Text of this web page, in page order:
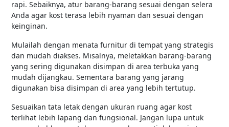
rapi. Sebaiknya, atur barang-barang sesuai dengan selera
Anda agar kost terasa lebih nyaman dan sesuai dengan
keinginan.
Mulailah dengan menata furnitur di tempat yang strategis
dan mudah diakses. Misalnya, meletakkan barang-barang
yang sering digunakan disimpan di area terbuka yang
mudah dijangkau. Sementara barang yang jarang
digunakan bisa disimpan di area yang lebih tertutup.
Sesuaikan tata letak dengan ukuran ruang agar kost
terlihat lebih lapang dan fungsional. Jangan lupa untuk